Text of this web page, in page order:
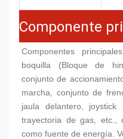
Componente
Componentes
boquilla (Bloque de
conjunto de
marcha, conjunto de
jaula delantero,
trayectoria de gas, etc.,
como fuente de energía.